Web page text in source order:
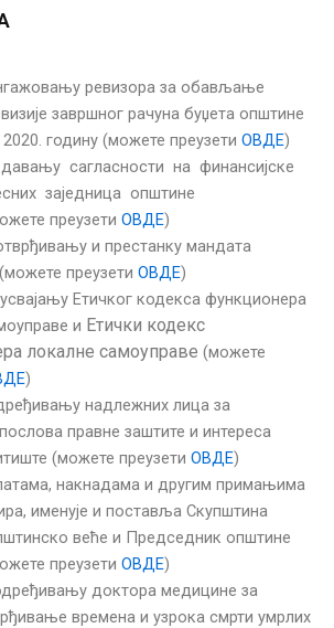
ревизора за обављање
завршног рачуна буџета општине
годину (можете преузети ОВДЕ)
сагласности на финансијске
заједница општине
преузети ОВДЕ)
и престанку мандата
преузети ОВДЕ)
Етичког кодекса функционера
и Етички кодекс
локалне самоуправе (можете
)
надлежних лица за
правне заштите и интереса
(можете преузети ОВДЕ)
накнадама и другим примањима
именује и поставља Скупштина
веће и Председник општине
преузети ОВДЕ)
доктора медицине за
времена и узрока смрти умрлих